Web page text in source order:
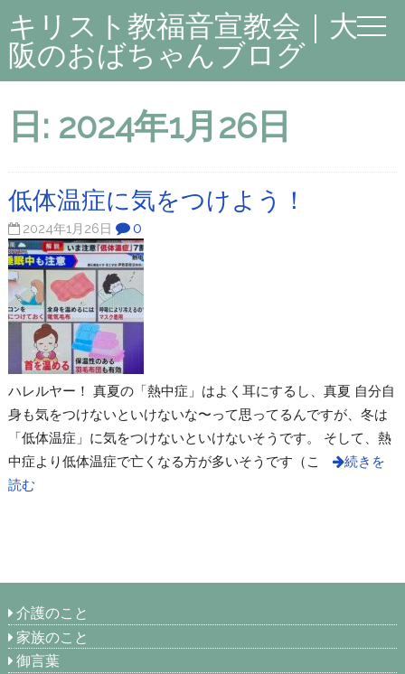
キリスト教福音宣教会｜大
阪のおばちゃんブログ
日: 2024年1月26日
低体温症に気をつけよう！
2024年1月26日 0
ハレルヤー！ 真夏の「熱中症」はよく耳にするし、真夏 自分自
身も気をつけないといけないな〜って思ってるんですが、冬は
「低体温症」に気をつけないといけないそうです。 そして、熱
中症より低体温症で亡くなる方が多いそうです（こ
続きを
読む
介護のこと
家族のこと
御言葉